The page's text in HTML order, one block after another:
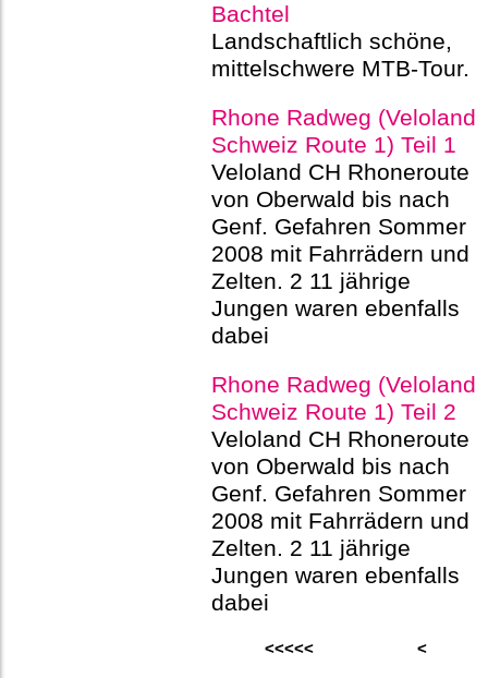
Bachtel
Landschaftlich schöne,
mittelschwere MTB-Tour.
Rhone Radweg (Veloland
Schweiz Route 1) Teil 1
Veloland CH Rhoneroute
von Oberwald bis nach
Genf. Gefahren Sommer
2008 mit Fahrrädern und
Zelten. 2 11 jährige
Jungen waren ebenfalls
dabei
Rhone Radweg (Veloland
Schweiz Route 1) Teil 2
Veloland CH Rhoneroute
von Oberwald bis nach
Genf. Gefahren Sommer
2008 mit Fahrrädern und
Zelten. 2 11 jährige
Jungen waren ebenfalls
dabei
<<<<< <